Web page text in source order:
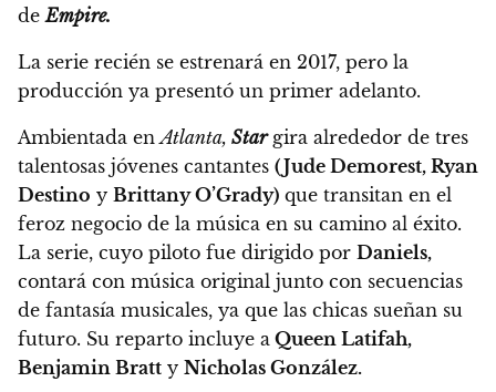
deEmpire.
La serie recién se estrenará en 2017, pero la
producción ya presentó un primer adelanto.
Ambientada enAtlanta, Stargira alrededor de tres
talentosas jóvenes cantantes (Jude Demorest, Ryan
Destino y Brittany O’Grady) que transitan en el
feroz negocio de la música en su camino al éxito.
La serie, cuyo piloto fue dirigido por Daniels,
contará con música original junto con secuencias
de fantasía musicales, ya que las chicas sueñan su
futuro. Su reparto incluye a Queen Latifah,
Benjamin Bratt y Nicholas González.